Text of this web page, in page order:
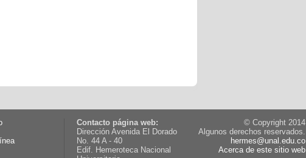
Contacto página web:
Dirección Avenida El Dorado
No. 44 A - 40
Edif. Hemeroteca Nacional
© Copyright 2014
Algunos derechos reservados.
hermes@unal.edu.co
Acerca de este sitio web